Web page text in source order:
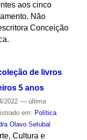
aos cinco
Não
Conceição
de livros
5 anos
2022 — última
em: Política
Olavo Setubal
Cultura e